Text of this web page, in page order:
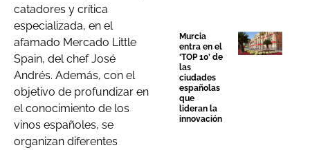
catadores y crítica
especializada, en el
afamado Mercado Little
Spain, del chef José
Andrés. Además, con el
objetivo de profundizar en
el conocimiento de los
vinos españoles, se
organizan diferentes
Murcia
entra en el
‘TOP 10’ de
las
ciudades
españolas
que
lideran la
innovación